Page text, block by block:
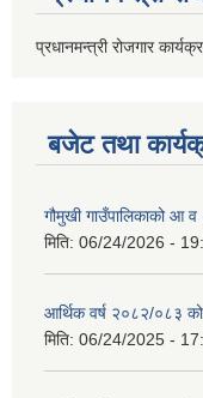
प्रधानमन्त्री रोजगार
बजेट तथा
गौमुखी गाउँपालिकाको
मिति: 06/24/2026 -
आर्थिक वर्ष २०८२/०८३
मिति: 06/24/2025 -